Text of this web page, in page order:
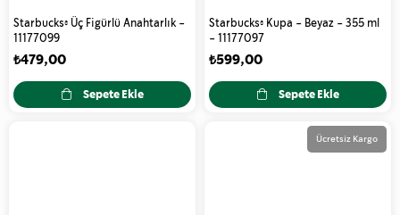
Starbucks® Üç Figürlü Anahtarlık -
11177099
₺479,00
Sepete Ekle
Starbucks® Kupa - Beyaz - 355 ml
- 11177097
₺599,00
Sepete Ekle
Ücretsiz Kargo